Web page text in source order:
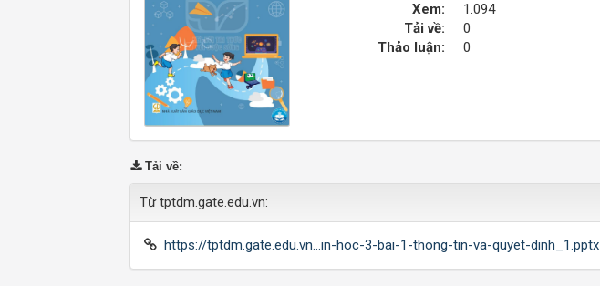
Xem:
1.094
Tải về:
0
Thảo luận:
0
Tải về:
Từ tptdm.gate.edu.vn:
https://tptdm.gate.edu.vn...in-hoc-3-bai-1-thong-tin-va-quyet-dinh_1.pptx